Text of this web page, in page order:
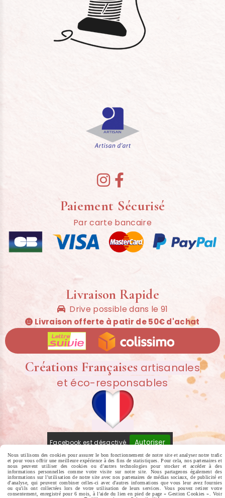
 
Paiement Sécurisé
Par carte bancaire
Livraison Rapide
Drive possible dans le 91
 Livraison offerte à patir de 50€ d'achat
Créations Françaises artisanales
et éco-responsables
Facebook est désactivé. Autoriser
MENTIONS LÉGALES CONDITIONS GÉNÉRALES DE VENTE
POLITIQUE
DE CONFIDENTIALITÉ
GESTION COOKIES MON COMPTE
CRÉER
UN SITE INTERNET
Nous utilisons des cookies pour assurer le bon fonctionnement de notre site et analyser notre trafic
et pour vous offrir une meilleure expérience à des fins de statistiques. Pour cela, nos partenaires et
nous peuvent utiliser des cookies ou d'autres technologies pour stocker et accéder à des
informations personnelles comme votre visite sur notre site. Nous partageons également des
informations sur l'utilisation de notre site avec nos partenaires de médias sociaux, de publicité et
d'analyse, qui peuvent combiner celles-ci avec d'autres informations que vous leur avez fournies
ou qu'ils ont collectées lors de votre utilisation de leurs services. Vous pouvez retirer votre
consentement, enregistré pour 6 mois, à l'aide du lien en pied de page « Gestion Cookies ». Voir